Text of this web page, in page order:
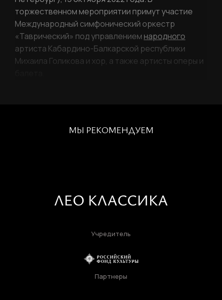
торжественном мероприятии примут участие
Международный симфонический оркестр
«Таврический» под управлениемнародного
артиста Кабардино-Балкарской республики
Михаила Голикова и хор, а также артисты оперы и
МЫ РЕКОМЕНДУЕМ
Учредитель
Партнеры
ЛИЧНЫЙ КАБИНЕТ
Пароль
Войти
Регистрация
Фамилия
Повторите пароль
Нажимая кнопку «Отправить», вы
персональных данных